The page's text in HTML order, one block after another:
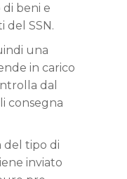
beni e
del SSN.
una
in carico
dal
consegna
del tipo di
inviato